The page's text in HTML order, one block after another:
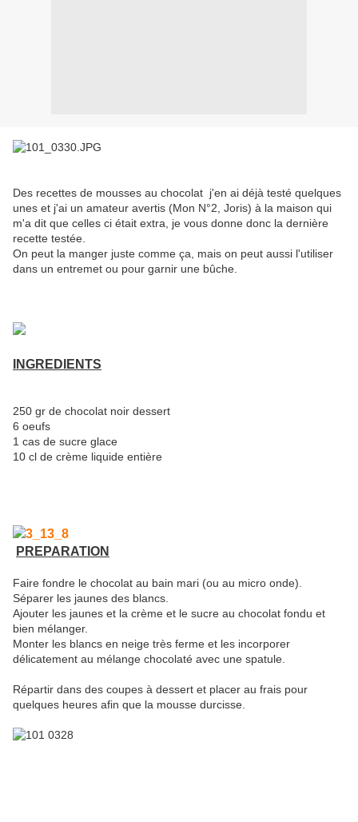
Des recettes de mousses au chocolat j'en ai déjà testé quelques
unes et j'ai un amateur avertis (Mon N°2, Joris) à la maison qui
m'a dit que celles ci était extra, je vous donne donc la dernière
recette testée.
On peut la manger juste comme ça, mais on peut aussi l'utiliser
dans un entremet ou pour garnir une bûche.
INGREDIENTS
250 gr de chocolat noir dessert
6 oeufs
1 cas de sucre glace
10 cl de crème liquide entière
PREPARATION
Faire fondre le chocolat au bain mari (ou au micro onde).
Séparer les jaunes des blancs.
Ajouter les jaunes et la crème et le sucre au chocolat fondu et
bien mélanger.
Monter les blancs en neige très ferme et les incorporer
délicatement au mélange chocolaté avec une spatule.
Répartir dans des coupes à dessert et placer au frais pour
quelques heures afin que la mousse durcisse.